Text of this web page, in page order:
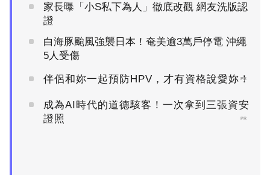
家長曝「小S私下為人」徹底改觀 網友洗版認
證
白海豚颱風強襲日本！奄美逾3萬戶停電 沖繩
5人受傷
伴侶和妳一起預防HPV，才有資格說愛妳！
PR
成為AI時代的道德駭客！一次拿到三張資安
證照
PR